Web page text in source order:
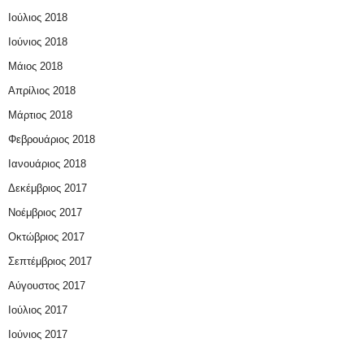
Ιούλιος 2018
Ιούνιος 2018
Μάιος 2018
Απρίλιος 2018
Μάρτιος 2018
Φεβρουάριος 2018
Ιανουάριος 2018
Δεκέμβριος 2017
Νοέμβριος 2017
Οκτώβριος 2017
Σεπτέμβριος 2017
Αύγουστος 2017
Ιούλιος 2017
Ιούνιος 2017